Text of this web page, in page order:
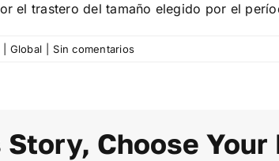
el trastero del tamaño elegido por el
Global Sin comentarios
Story, Choose